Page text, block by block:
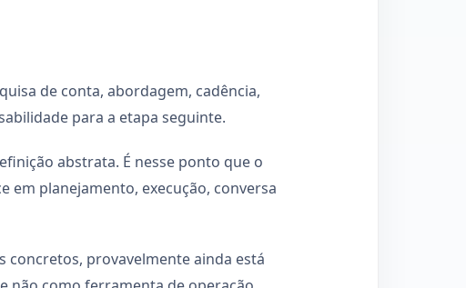
de conta, abordagem, cadência,
para a etapa seguinte.
abstrata. É nesse ponto que o
em planejamento, execução, conversa
concretos, provavelmente ainda está